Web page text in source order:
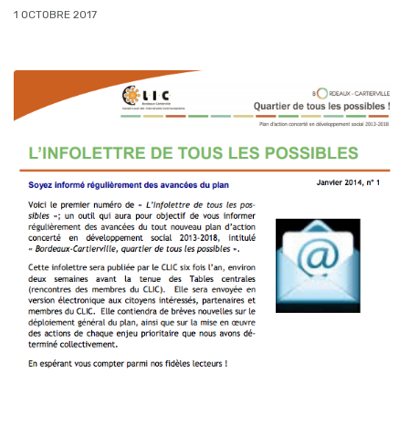
1 OCTOBRE 2017